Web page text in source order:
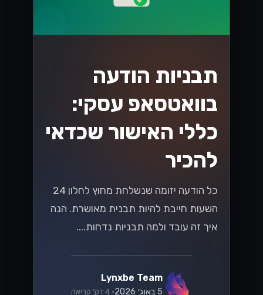
קרא עוד
UX/UI
למה עסקים
ישראליים עוברים